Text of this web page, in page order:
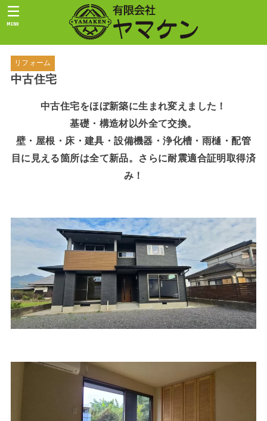
MENU
リフォーム
中古住宅
中古住宅をほぼ新築に生まれ変えました！
基礎・構造材以外全て交換。
壁・屋根・床・建具・設備機器・浄化槽・雨樋・配管
目に見える箇所は全て新品。さらに耐震適合証明取得済
み！